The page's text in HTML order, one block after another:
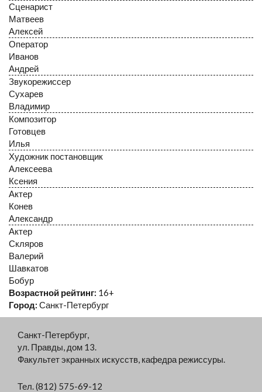
Сценарист
Матвеев
Алексей
Оператор
Иванов
Андрей
Звукорежиссер
Сухарев
Владимир
Композитор
Готовцев
Илья
Художник постановщик
Алексеева
Ксения
Актер
Конев
Александр
Актер
Скляров
Валерий
Шавкатов
Бобур
Возрастной рейтинг: 16+
Город: Санкт-Петербург
Санкт-Петербург,
ул. Правды, дом 13.
Факультет экранных искусств, кафедра режиссуры.
Тел. (812) 575-69-12